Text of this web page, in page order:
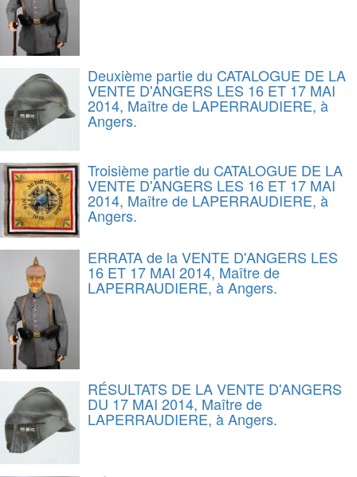
Deuxième partie du CATALOGUE DE LA
VENTE D'ANGERS LES 16 ET 17 MAI
2014, Maître de LAPERRAUDIERE, à
Angers.
Troisième partie du CATALOGUE DE LA
VENTE D'ANGERS LES 16 ET 17 MAI
2014, Maître de LAPERRAUDIERE, à
Angers.
ERRATA de la VENTE D'ANGERS LES
16 ET 17 MAI 2014, Maître de
LAPERRAUDIERE, à Angers.
RÉSULTATS DE LA VENTE D'ANGERS
DU 17 MAI 2014, Maître de
LAPERRAUDIERE, à Angers.